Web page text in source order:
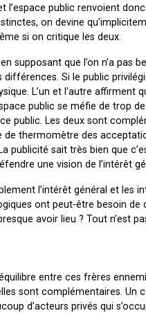
l’espace public renvoient
on devine
si on critique les deux.
supposant que l’on n’a
Si le public
L’un et l’autre affirment
public se méfie de trop
public. Les deux sont
de thermomètre des
publicité sait très bien que
une vision de l’intérêt
l’intérêt général et les
ont peut-être besoin
avoir lieu ? Tout n’est
entre ces frères
sont complémentaires. Un
d’acteurs privés qui